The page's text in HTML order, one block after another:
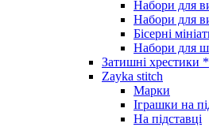
Набори для
Набори для
Бісерні
Набори для
Затишні хрестики *
Zayka stitch
Марки
Іграшки на
На підставці